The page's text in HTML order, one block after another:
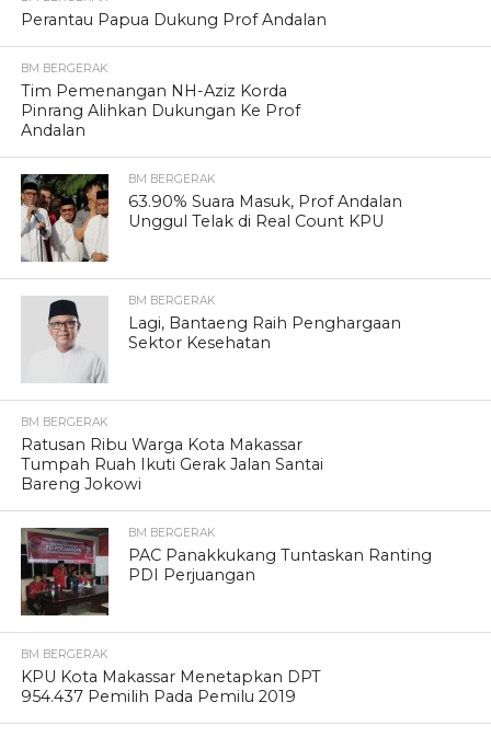
Perantau Papua Dukung Prof Andalan
BM BERGERAK
Tim Pemenangan NH-Aziz Korda
Pinrang Alihkan Dukungan Ke Prof
Andalan
BM BERGERAK
63.90% Suara Masuk, Prof Andalan
Unggul Telak di Real Count KPU
BM BERGERAK
Lagi, Bantaeng Raih Penghargaan
Sektor Kesehatan
BM BERGERAK
Ratusan Ribu Warga Kota Makassar
Tumpah Ruah Ikuti Gerak Jalan Santai
Bareng Jokowi
BM BERGERAK
PAC Panakkukang Tuntaskan Ranting
PDI Perjuangan
BM BERGERAK
KPU Kota Makassar Menetapkan DPT
954.437 Pemilih Pada Pemilu 2019